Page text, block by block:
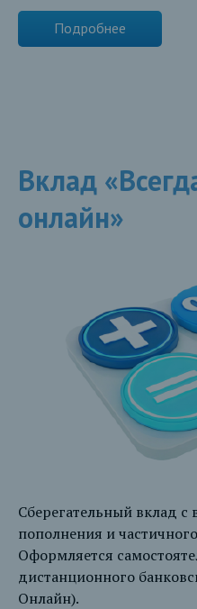
Подробнее
Вклад
онлайн»
Сберегательный вклад
пополнения и
Оформляется
дистанционного
Онлайн).